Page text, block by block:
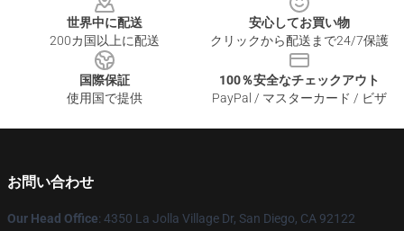
世界中に配送
200カ国以上に配送
安心してお買い物
クリックから配送まで24/7保護
国際保証
使用国で提供
100％安全なチェックアウト
PayPal / マスターカード / ビザ
お問い合わせ
Our Head Office: 4350 La Jolla Village Dr, San Diego, CA 92122